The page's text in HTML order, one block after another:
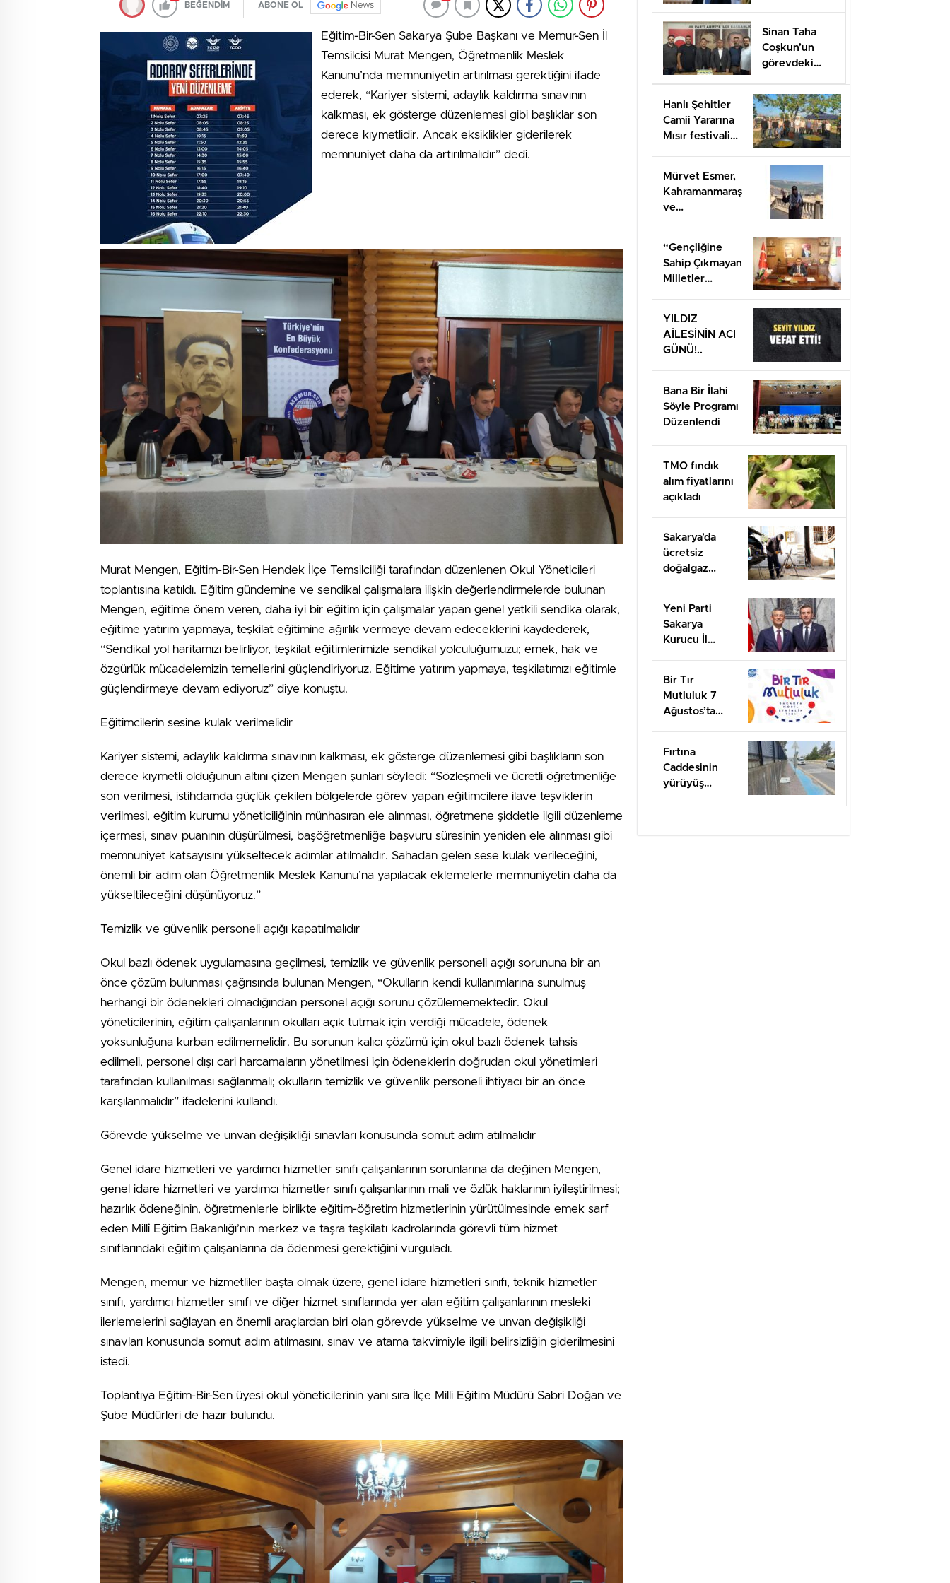
BEĞENDİM ABONE OL News
Eğitim-Bir-Sen Sakarya Şube Başkanı ve Memur-Sen İl
Temsilcisi Murat Mengen, Öğretmenlik Meslek
Kanunu’nda memnuniyetin artırılması gerektiğini ifade
ederek, “Kariyer sistemi, adaylık kaldırma sınavının
kalkması, ek gösterge düzenlemesi gibi başlıklar son
derece kıymetlidir. Ancak eksiklikler giderilerek
memnuniyet daha da artırılmalıdır” dedi.
Murat Mengen, Eğitim-Bir-Sen Hendek İlçe Temsilciliği tarafından düzenlenen Okul Yöneticileri
toplantısına katıldı. Eğitim gündemine ve sendikal çalışmalara ilişkin değerlendirmelerde bulunan
Mengen, eğitime önem veren, daha iyi bir eğitim için çalışmalar yapan genel yetkili sendika olarak,
eğitime yatırım yapmaya, teşkilat eğitimine ağırlık vermeye devam edeceklerini kaydederek,
“Sendikal yol haritamızı belirliyor, teşkilat eğitimlerimizle sendikal yolculuğumuzu; emek, hak ve
özgürlük mücadelemizin temellerini güçlendiriyoruz. Eğitime yatırım yapmaya, teşkilatımızı eğitimle
güçlendirmeye devam ediyoruz” diye konuştu.
Eğitimcilerin sesine kulak verilmelidir
Kariyer sistemi, adaylık kaldırma sınavının kalkması, ek gösterge düzenlemesi gibi başlıkların son
derece kıymetli olduğunun altını çizen Mengen şunları söyledi: “Sözleşmeli ve ücretli öğretmenliğe
son verilmesi, istihdamda güçlük çekilen bölgelerde görev yapan eğitimcilere ilave teşviklerin
verilmesi, eğitim kurumu yöneticiliğinin münhasıran ele alınması, öğretmene şiddetle ilgili düzenleme
içermesi, sınav puanının düşürülmesi, başöğretmenliğe başvuru süresinin yeniden ele alınması gibi
memnuniyet katsayısını yükseltecek adımlar atılmalıdır. Sahadan gelen sese kulak verileceğini,
önemli bir adım olan Öğretmenlik Meslek Kanunu’na yapılacak eklemelerle memnuniyetin daha da
yükseltileceğini düşünüyoruz.”
Temizlik ve güvenlik personeli açığı kapatılmalıdır
Okul bazlı ödenek uygulamasına geçilmesi, temizlik ve güvenlik personeli açığı sorununa bir an
önce çözüm bulunması çağrısında bulunan Mengen, “Okulların kendi kullanımlarına sunulmuş
herhangi bir ödenekleri olmadığından personel açığı sorunu çözülememektedir. Okul
yöneticilerinin, eğitim çalışanlarının okulları açık tutmak için verdiği mücadele, ödenek
yoksunluğuna kurban edilmemelidir. Bu sorunun kalıcı çözümü için okul bazlı ödenek tahsis
edilmeli, personel dışı cari harcamaların yönetilmesi için ödeneklerin doğrudan okul yönetimleri
tarafından kullanılması sağlanmalı; okulların temizlik ve güvenlik personeli ihtiyacı bir an önce
karşılanmalıdır” ifadelerini kullandı.
Görevde yükselme ve unvan değişikliği sınavları konusunda somut adım atılmalıdır
Genel idare hizmetleri ve yardımcı hizmetler sınıfı çalışanlarının sorunlarına da değinen Mengen,
genel idare hizmetleri ve yardımcı hizmetler sınıfı çalışanlarının mali ve özlük haklarının iyileştirilmesi;
hazırlık ödeneğinin, öğretmenlerle birlikte eğitim-öğretim hizmetlerinin yürütülmesinde emek sarf
eden Millî Eğitim Bakanlığı’nın merkez ve taşra teşkilatı kadrolarında görevli tüm hizmet
sınıflarındaki eğitim çalışanlarına da ödenmesi gerektiğini vurguladı.
Mengen, memur ve hizmetliler başta olmak üzere, genel idare hizmetleri sınıfı, teknik hizmetler
sınıfı, yardımcı hizmetler sınıfı ve diğer hizmet sınıflarında yer alan eğitim çalışanlarının mesleki
ilerlemelerini sağlayan en önemli araçlardan biri olan görevde yükselme ve unvan değişikliği
sınavları konusunda somut adım atılmasını, sınav ve atama takvimiyle ilgili belirsizliğin giderilmesini
istedi.
Toplantıya Eğitim-Bir-Sen üyesi okul yöneticilerinin yanı sıra İlçe Milli Eğitim Müdürü Sabri Doğan ve
Şube Müdürleri de hazır bulundu.
Sinan Taha
Coşkun’un
görevdeki
kutlandı.
Hanlı Şehitler
Camii Yararına
Mısır festivali
Mürvet Esmer,
Kahramanmaraş
ve
mesaj
gönderdi.
“Gençliğine
Sahip Çıkmayan
Milletler
YILDIZ
AİLESİNİN ACI
GÜNÜ!..
Bana Bir İlahi
Söyle Programı
Düzenlendi
TMO fındık
alım fiyatlarını
açıkladı
Sakarya’da
ücretsiz
doğalgaz
başladı
Yeni Parti
Sakarya
Kurucu İl
Bir Tır
Mutluluk 7
Ağustos’ta
Fırtına
Caddesinin
yürüyüş